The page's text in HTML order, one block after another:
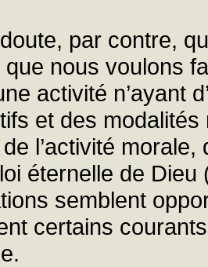
par contre,
nous voulons
activité n’ayant
et des
l’activité
éternelle de
semblent
certains